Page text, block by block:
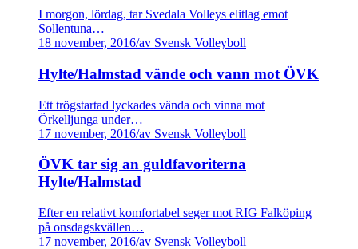
I morgon, lördag, tar Svedala Volleys elitlag emot
Sollentuna…
18 november, 2016/av Svensk Volleyboll
Hylte/Halmstad vände och vann mot ÖVK
Ett trögstartad lyckades vända och vinna mot
Örkelljunga under…
17 november, 2016/av Svensk Volleyboll
ÖVK tar sig an guldfavoriterna
Hylte/Halmstad
Efter en relativt komfortabel seger mot RIG Falköping
på onsdagskvällen…
17 november, 2016/av Svensk Volleyboll